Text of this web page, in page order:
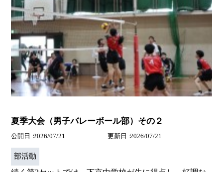
夏季大会（男子バレーボール部）その２
公開日 2026/07/21 更新日 2026/07/21
部活動